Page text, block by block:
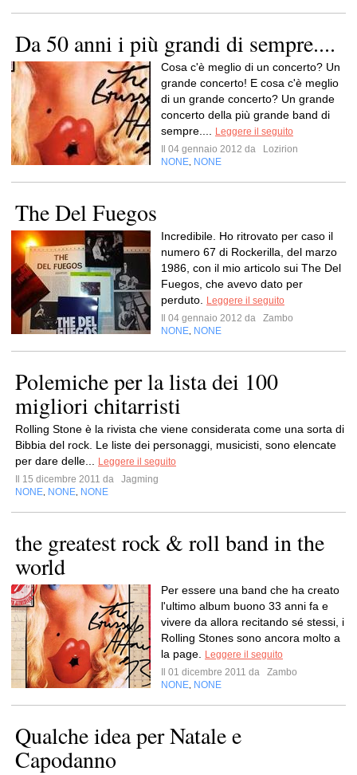
Da 50 anni i più grandi di sempre....
Cosa c'è meglio di un concerto? Un
grande concerto! E cosa c'è meglio
di un grande concerto? Un grande
concerto della più grande band di
sempre....
Leggere il seguito
Il 04 gennaio 2012 da
Lozirion
NONE NONE
The Del Fuegos
Incredibile. Ho ritrovato per caso il
numero 67 di Rockerilla, del marzo
1986, con il mio articolo sui The Del
Fuegos, che avevo dato per
perduto.
Leggere il seguito
Il 04 gennaio 2012 da
Zambo
NONE NONE
Polemiche per la lista dei 100
migliori chitarristi
Rolling Stone è la rivista che viene considerata come una sorta di
Bibbia del rock. Le liste dei personaggi, musicisti, sono elencate
per dare delle...
Leggere il seguito
Il 15 dicembre 2011 da
Jagming
NONE NONE NONE
the greatest rock & roll band in the
world
Per essere una band che ha creato
l'ultimo album buono 33 anni fa e
vivere da allora recitando sé stessi, i
Rolling Stones sono ancora molto a
la page.
Leggere il seguito
Il 01 dicembre 2011 da
Zambo
NONE NONE
Qualche idea per Natale e
Capodanno